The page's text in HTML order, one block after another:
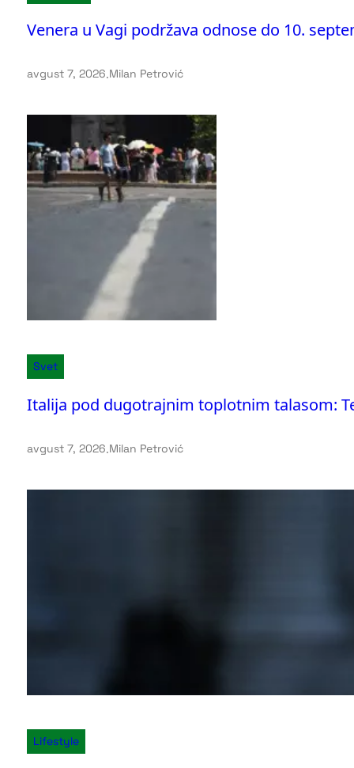
Venera u Vagi podržava odnose do 10.
avgust 7, 2026.Milan Petrović
Svet
Italija pod dugotrajnim toplotnim talasom:
avgust 7, 2026.Milan Petrović
Lifestyle